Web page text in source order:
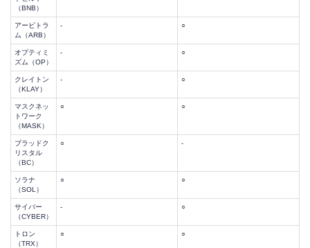
（BNB）
アービトラ
ム（ARB）
- ○
オプティミ
ズム（OP）
- ○
クレイトン
（KLAY）
- ○
マスクネッ
トワーク
（MASK）
○ ○
ブラッドク
リスタル
（BC）
○ -
ソラナ
（SOL）
○ ○
サイバー
（CYBER）
- ○
トロン
（TRX）
○ ○